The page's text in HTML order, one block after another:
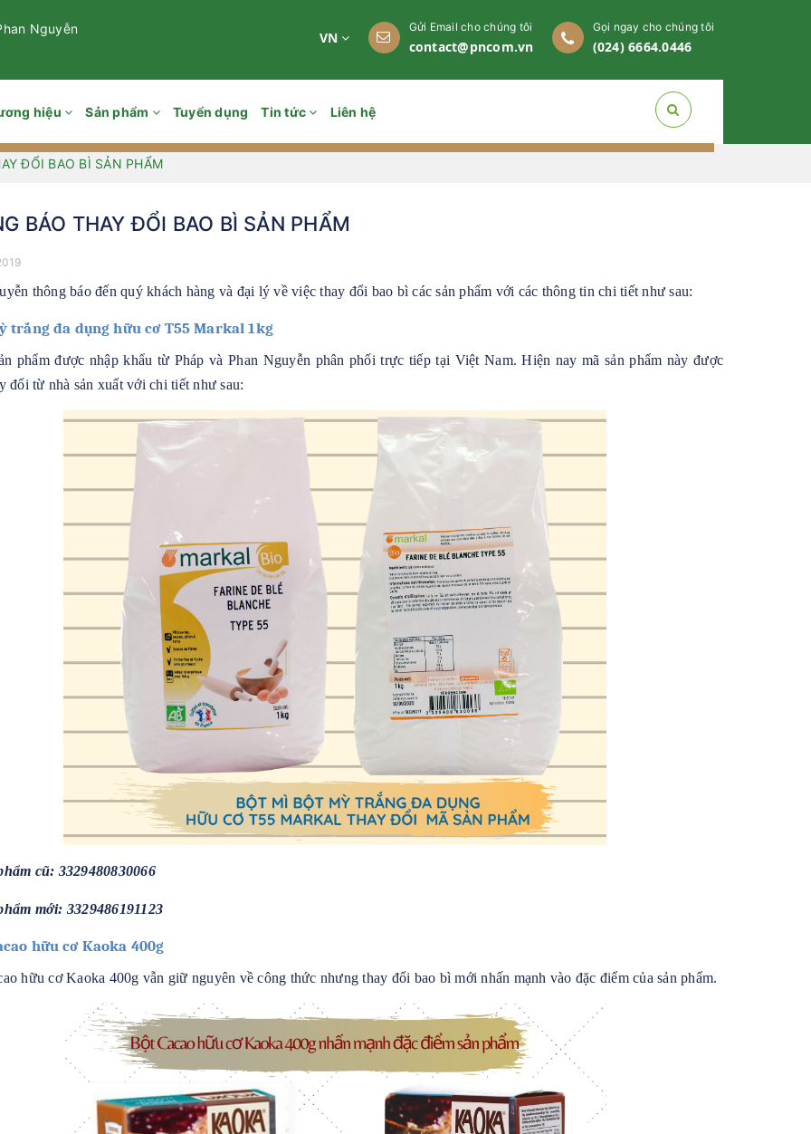
Nguyễn
VN
Gửi Email cho chúng tôi
contact@pncom.vn
Gọi ngay cho chúng tôi
(024) 6664.0446
hiệu Sản phẩm Tuyển dụng Tin tức Liên hệ
ĐỔI BAO BÌ SẢN PHẨM
BÁO THAY ĐỔI BAO BÌ SẢN PHẨM
thông báo đến quý khách hàng và đại lý về việc thay đổi bao bì các sản phẩm với các thông tin chi tiết như sau:
trắng đa dụng hữu cơ T55 Markal 1kg
phẩm được nhập khẩu từ Pháp và Phan Nguyễn phân phối trực tiếp tại Việt Nam. Hiện nay mã sản phẩm này được
đổi từ nhà sản xuất với chi tiết như sau:
cũ: 3329480830066
mới: 3329486191123
hữu cơ Kaoka 400g
hữu cơ Kaoka 400g vẫn giữ nguyên về công thức nhưng thay đổi bao bì mới nhấn mạnh vào đặc điểm của sản phẩm.